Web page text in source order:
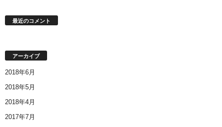
最近のコメント
アーカイブ
2018年6月
2018年5月
2018年4月
2017年7月